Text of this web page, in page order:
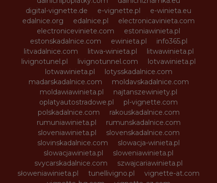
digital-vignette.de
e-vignette.pl
e-winieta.eu
edalnice.org
edalnice.pl
electronicavinieta.com
electroniceviniete.com
estoniawinieta.pl
estonskadalnice.com
ewinieta.pl
info365.pl
litvadalnice.com
litwa-winieta.pl
litwawinieta.pl
livignotunel.pl
livignotunnel.com
lotvawinieta.pl
lotwawinieta.pl
lotysskadalnice.com
madarskadalnice.com
moldavskadalnice.com
moldawiawinieta.pl
najtanszewiniety.pl
oplatyautostradowe.pl
pl-vignette.com
polskadalnice.com
rakouskadalnice.com
rumuniawinieta.pl
rumunskadalnice.com
sloveniawinieta.pl
slovenskadalnice.com
slovinskadalnice.com
slowacja-winieta.pl
slowacjawinieta.pl
sloweniawinieta.pl
svycarskadalnice.com
szwajcariawinieta.pl
słoweniawinieta.pl
tunellivigno.pl
vignette-at.com